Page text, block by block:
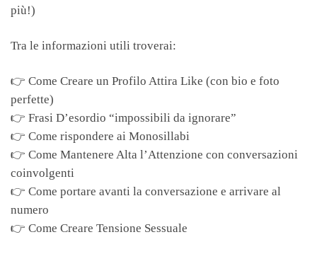
più!)
Tra le informazioni utili troverai:
👉 Come Creare un Profilo Attira Like (con bio e foto
perfette)
👉 Frasi D’esordio “impossibili da ignorare”
👉 Come rispondere ai Monosillabi
👉 Come Mantenere Alta l’Attenzione con conversazioni
coinvolgenti
👉 Come portare avanti la conversazione e arrivare al
numero
👉 Come Creare Tensione Sessuale